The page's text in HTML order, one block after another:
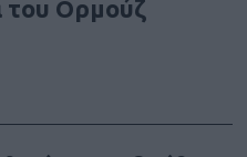
του Ορμούζ